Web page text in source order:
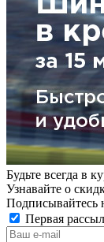
Будьте всегда в
Узнавайте о
Подписывайтесь
Первая